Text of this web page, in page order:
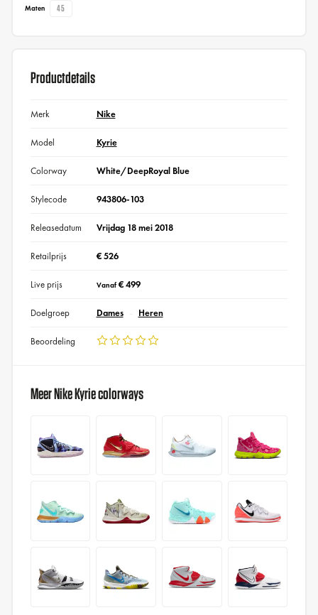
Maten 45
Productdetails
Merk Nike
Model Kyrie
Colorway White/DeepRoyal Blue
Stylecode 943806-103
Releasedatum Vrijdag 18 mei 2018
Retailprijs € 526
Live prijs Vanaf€ 499
Doelgroep Dames Heren
Beoordeling
Meer Nike Kyrie colorways